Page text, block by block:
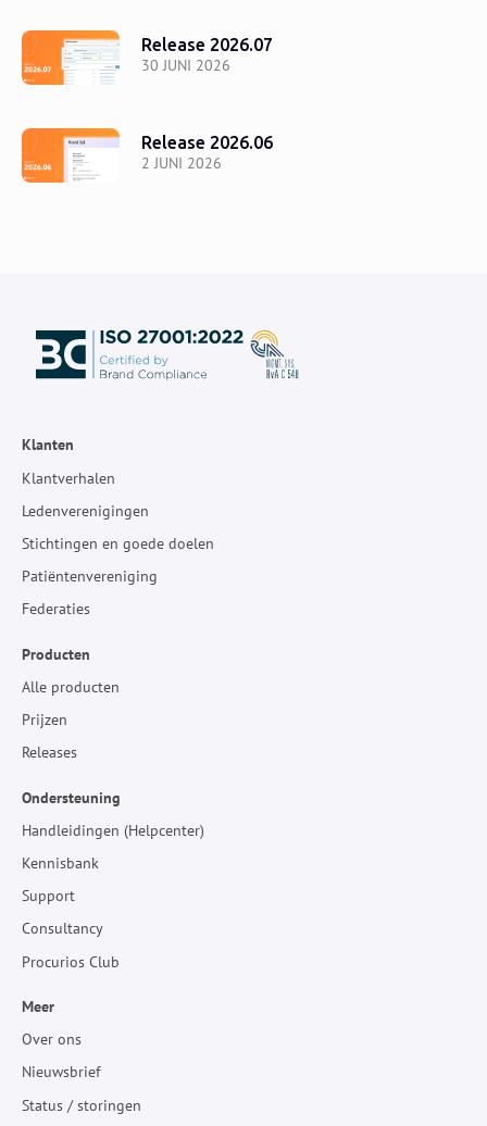
30 JUNI 2026
Release 2026.07
2 JUNI 2026
Release 2026.06
Klanten
Klantverhalen
Ledenverenigingen
Stichtingen en goede doelen
Patiëntenvereniging
Federaties
Producten
Alle producten
Prijzen
Releases
Ondersteuning
Handleidingen (Helpcenter)
Kennisbank
Support
Consultancy
Procurios Club
Meer
Over ons
Nieuwsbrief
Status / storingen